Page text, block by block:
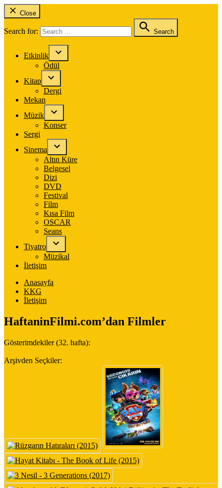
Close
Search for: Search
Etkinlik
Ödül
Kitap
Dergi
Mekan
Müzik
Konser
Sergi
Sinema
Altın Küre
Belgesel
Dizi
DVD
Festival
Film
Kısa Film
OSCAR
Seans
Tiyatro
Müzikal
İletişim
Anasayfa
KKG
İletişim
HaftaninFilmi.com’dan Filmler
Gösterimdekiler (32. hafta):
Arşivden Seçkiler: